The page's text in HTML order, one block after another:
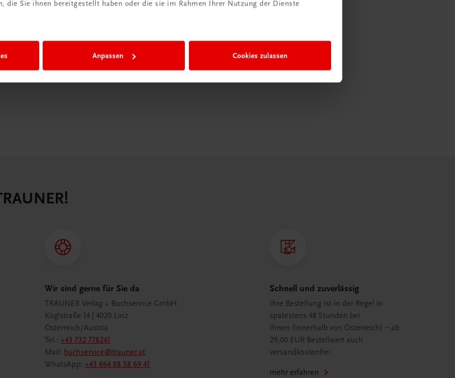
die Sie ihnen bereitgestellt haben oder die sie im Rahmen Ihrer Nutzung der Dienste
Anpassen Cookies zulassen
eine
Wir sind gerne für Sie da
TRAUNER Verlag + Buchservice GmbH
Köglstraße 14 | 4020 Linz
Österreich/Austria
Tel.:+43 732 778241
Mail: buchservice@trauner.at
WhatsApp:+43 664 88 58 69 41
Schnell und zuverlässig
Ihre Bestellung ist in der Regel in
spätestens 48 Stunden bei
Ihnen (innerhalb von Österreich) – ab
29,00 EUR Bestellwert auch
versandkostenfrei.
mehr erfahren